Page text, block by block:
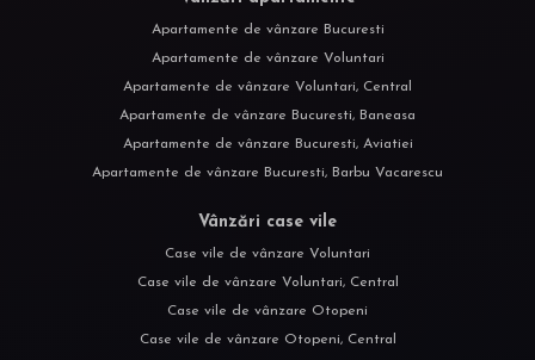
Apartamente de vânzare Bucuresti
Apartamente de vânzare Voluntari
Apartamente de vânzare Voluntari, Central
Apartamente de vânzare Bucuresti, Baneasa
Apartamente de vânzare Bucuresti, Aviatiei
Apartamente de vânzare Bucuresti, Barbu Vacarescu
Vânzări case vile
Case vile de vânzare Voluntari
Case vile de vânzare Voluntari, Central
Case vile de vânzare Otopeni
Case vile de vânzare Otopeni, Central